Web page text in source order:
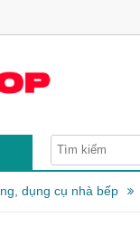
dụng cụ nhà bếp